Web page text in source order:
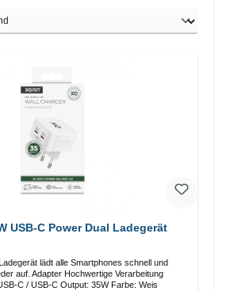
USB-C Power Dual Ladegerät
schnell und
Hochwertige Verarbeitung
Anschlüsse: USB-C / USB-C Output: 35W Farbe: Weis